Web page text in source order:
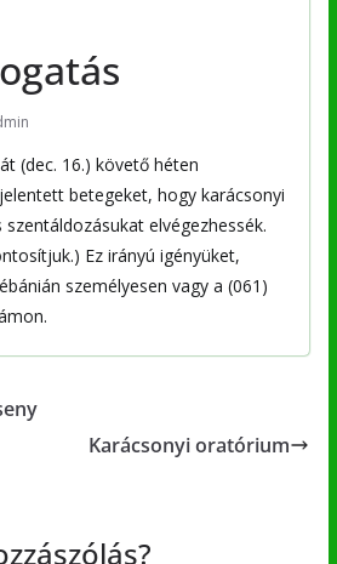
(dec. 16.) követő héten
betegeket, hogy karácsonyi
elvégezhessék.
Ez irányú igényüket,
személyesen vagy a (061)
Karácsonyi oratórium